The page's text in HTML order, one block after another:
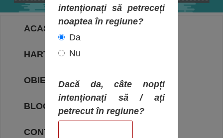
ACASA
HARTA OBIECTIVELOR
OBIECTIVE
BLOG
CONTACT
intenționați să petreceți
noaptea în regiune?
Da
Nu
Dacă da, câte nopți
intenționați să / ați
petrecut în regiune?